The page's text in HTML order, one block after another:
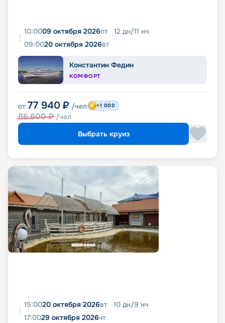
10:0009 октября 2026пт 12 дн/11 нч
09:0020 октября 2026вт
Константин Федин
КОМФОРТ
от 77 940 ₽ /чел
86 600₽ /чел
+1 000
Выбрать круиз
15:0020 октября 2026вт 10 дн/9 нч
17:0029 октября 2026чт